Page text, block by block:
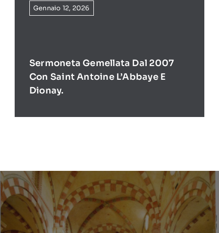
Gennaio 12, 2026
Sermoneta Gemellata Dal 2007
Con Saint Antoine L’Abbaye E
Dionay.